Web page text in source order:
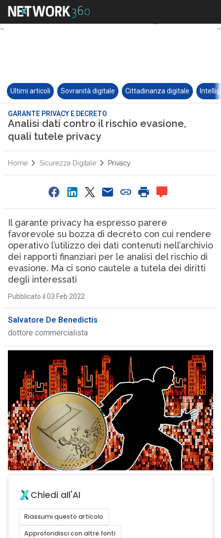
Ultimi articoli Sovranità digitale Cittadinanza digitale
GARANTE PRIVACY E DECRETO
Analisi dati contro il rischio evasione,
quali tutele privacy
Home Sicurezza Digitale Privacy
Il garante privacy ha espresso parere
favorevole su bozza di decreto con cui rendere
operativo l’utilizzo dei dati contenuti nell’archivio
dei rapporti finanziari per le analisi del rischio di
evasione. Ma ci sono cautele a tutela dei diritti
degli interessati
Pubblicato il 03 Feb 2022
Salvatore De Benedictis
dottore commercialista
Chiedi all'AI
Riassumi questo articolo
Approfondisci con altre fonti